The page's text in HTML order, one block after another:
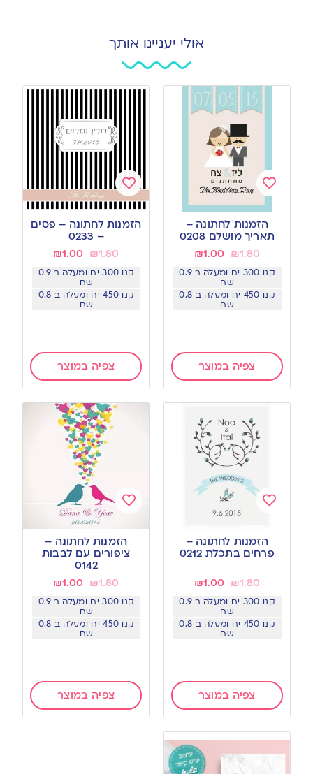
אולי יעניינו אותך
Add
to
wishlist
הזמנות לחתונה –
תאריך מושלם 0208
₪1.80
₪1.00
קנו 300 יח ומעלה ב 0.9
שח
קנו 450 יח ומעלה ב 0.8
שח
צפיה במוצר
Add
to
wishlist
הזמנות לחתונה – פסים
– 0233
₪1.80
₪1.00
קנו 300 יח ומעלה ב 0.9
שח
קנו 450 יח ומעלה ב 0.8
שח
צפיה במוצר
to
wishlist
הזמנות לחתונה –
פרחים בתכלת 0212
₪1.80
₪1.00
קנו 300 יח ומעלה ב 0.9
שח
קנו 450 יח ומעלה ב 0.8
שח
צפיה במוצר
to
wishlist
הזמנות לחתונה –
ציפורים עם לבבות
0142
₪1.80
₪1.00
קנו 300 יח ומעלה ב 0.9
שח
קנו 450 יח ומעלה ב 0.8
שח
צפיה במוצר